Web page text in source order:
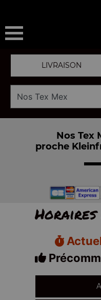
LIVRAISON
Nos Tex
proche